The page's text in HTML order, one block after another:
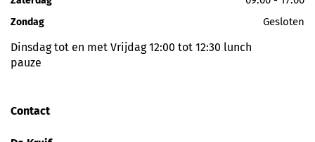
Zondag Gesloten
Dinsdag tot en met Vrijdag 12:00 tot 12:30 lunch
pauze
Contact